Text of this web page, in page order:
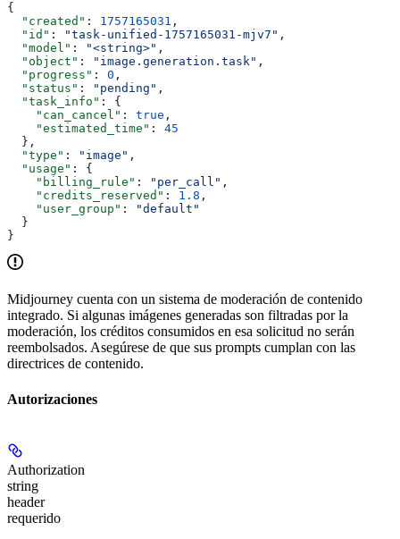
{
  "created"
: 1757165031 ,
  "id"
: "task-unified-1757165031-mjv7" ,
  "model"
: "<string>" ,
  "object"
: "image.generation.task" ,
  "progress"
: 0 ,
  "status"
: "pending" ,
  "task_info"
: {
    "can_cancel"
: true ,
    "estimated_time"
: 45
  },
  "type"
: "image" ,
  "usage"
: {
    "billing_rule"
: "per_call" ,
    "credits_reserved"
: 1.8 ,
    "user_group"
:
"default"
  }
}
Midjourney cuenta con un sistema de moderación de contenido
integrado. Si algunas imágenes generadas son filtradas por la
moderación, los créditos consumidos en esa solicitud no serán
reembolsados. Asegúrese de que sus prompts cumplan con las
directrices de contenido.
Autorizaciones
Authorization
string
header
requerido